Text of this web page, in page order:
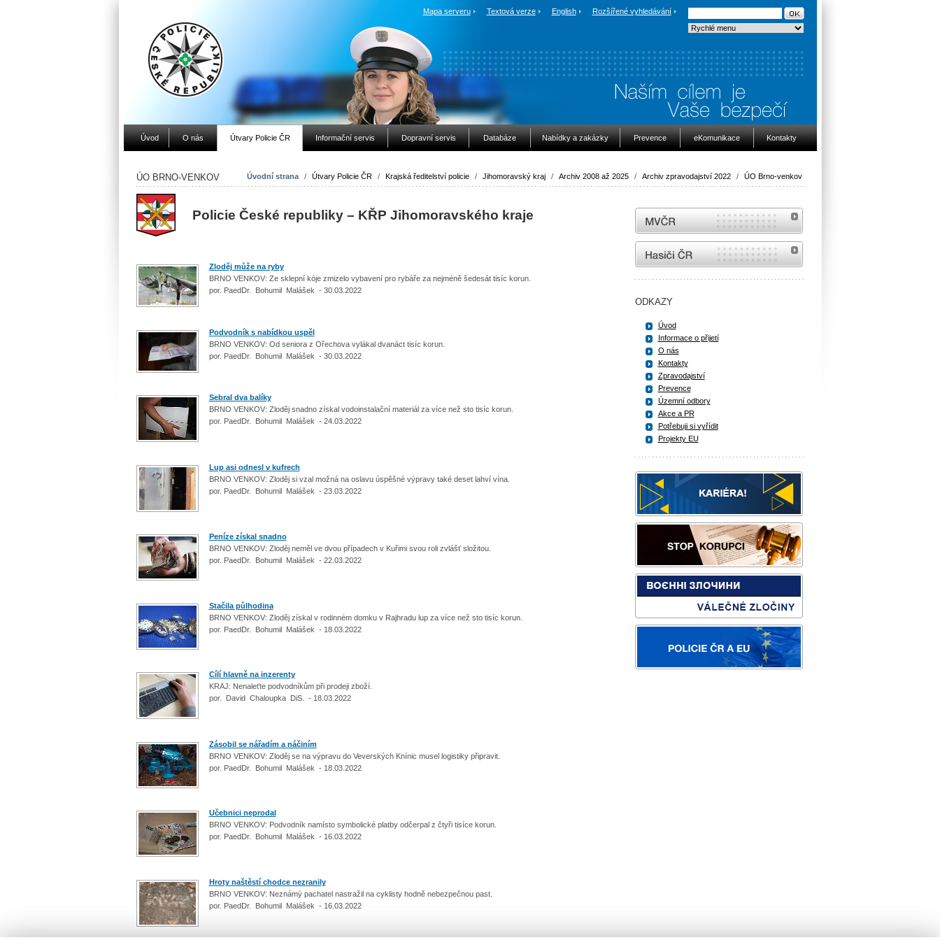
Mapa serveru Textová verze English Rozšířené vyhledávání
Úvod O nás Útvary Policie ČR Informační servis Dopravní servis Databáze Nabídky a zakázky Prevence eKomunikace Kontakty
Úvodní strana / Útvary Policie ČR / Krajská ředitelství policie / Jihomoravský kraj / Archiv 2008 až 2025 / Archiv zpravodajství 2022 / ÚO Brno-venkov
ÚO BRNO-VENKOV
Policie České republiky – KŘP Jihomoravského kraje
Zloděj může na ryby
BRNO VENKOV: Ze sklepní kóje zmizelo vybavení pro rybáře za nejméně šedesát tisíc korun.
por. PaedDr. Bohumil Malášek - 30.03.2022
Podvodník s nabídkou uspěl
BRNO VENKOV: Od seniora z Ořechova vylákal dvanáct tisíc korun.
por. PaedDr. Bohumil Malášek - 30.03.2022
Sebral dva balíky
BRNO VENKOV: Zloděj snadno získal vodoinstalační materiál za více než sto tisíc korun.
por. PaedDr. Bohumil Malášek - 24.03.2022
Lup asi odnesl v kufrech
BRNO VENKOV: Zloděj si vzal možná na oslavu úspěšné výpravy také deset lahví vína.
por. PaedDr. Bohumil Malášek - 23.03.2022
Peníze získal snadno
BRNO VENKOV: Zloděj neměl ve dvou případech v Kuřimi svou roli zvlášť složitou.
por. PaedDr. Bohumil Malášek - 22.03.2022
Stačila půlhodina
BRNO VENKOV: Zloděj získal v rodinném domku v Rajhradu lup za více než sto tisíc korun.
por. PaedDr. Bohumil Malášek - 18.03.2022
Cílí hlavně na inzerenty
KRAJ: Nenaleťte podvodníkům při prodeji zboží.
por. David Chaloupka DiS. - 18.03.2022
Zásobil se nářadím a náčiním
BRNO VENKOV: Zloděj se na výpravu do Veverských Knínic musel logistiky připravit.
por. PaedDr. Bohumil Malášek - 18.03.2022
Učebnici neprodal
BRNO VENKOV: Podvodník namísto symbolické platby odčerpal z čtyři tisíce korun.
por. PaedDr. Bohumil Malášek - 16.03.2022
Hroty naštěstí chodce nezranily
BRNO VENKOV: Neznámý pachatel nastražil na cyklisty hodně nebezpečnou past.
por. PaedDr. Bohumil Malášek - 16.03.2022
MVČR
internetové stránky Hasiči ČR
ODKAZY
Úvod
Informace o přijetí
O nás
Kontakty
Zpravodajství
Prevence
Územní odbory
Akce a PR
Potřebuji si vyřídit
Projekty EU